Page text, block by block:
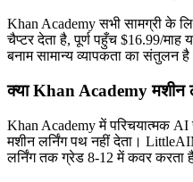
Khan Academy सभी सामग्री के
चैप्टर देता है, पूर्ण पहुँच $16.99/माह
बनाम सामान्य व्यापकता का संतुलन
क्या Khan Academy मशीन
Khan Academy में परिचयात्मक AI
मशीन लर्निंग पथ नहीं देता।
लर्निंग तक ग्रेड 8-12 में कवर करता